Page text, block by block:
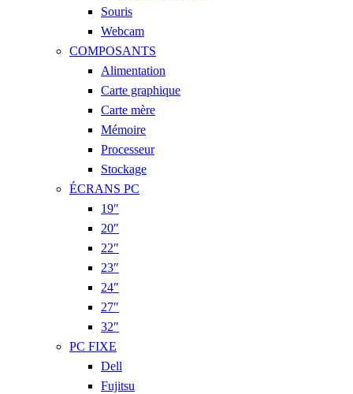
Souris
Webcam
COMPOSANTS
Alimentation
Carte graphique
Carte mère
Mémoire
Processeur
Stockage
ÉCRANS PC
19″
20″
22″
23″
24″
27″
32″
PC FIXE
Dell
Fujitsu